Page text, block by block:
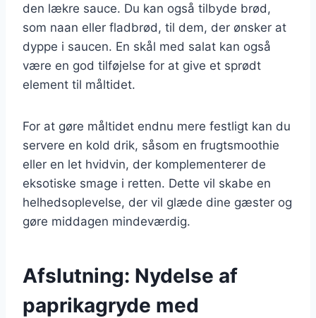
den lækre sauce. Du kan også tilbyde brød,
som naan eller fladbrød, til dem, der ønsker at
dyppe i saucen. En skål med salat kan også
være en god tilføjelse for at give et sprødt
element til måltidet.
For at gøre måltidet endnu mere festligt kan du
servere en kold drik, såsom en frugtsmoothie
eller en let hvidvin, der komplementerer de
eksotiske smage i retten. Dette vil skabe en
helhedsoplevelse, der vil glæde dine gæster og
gøre middagen mindeværdig.
Afslutning: Nydelse af
paprikagryde med